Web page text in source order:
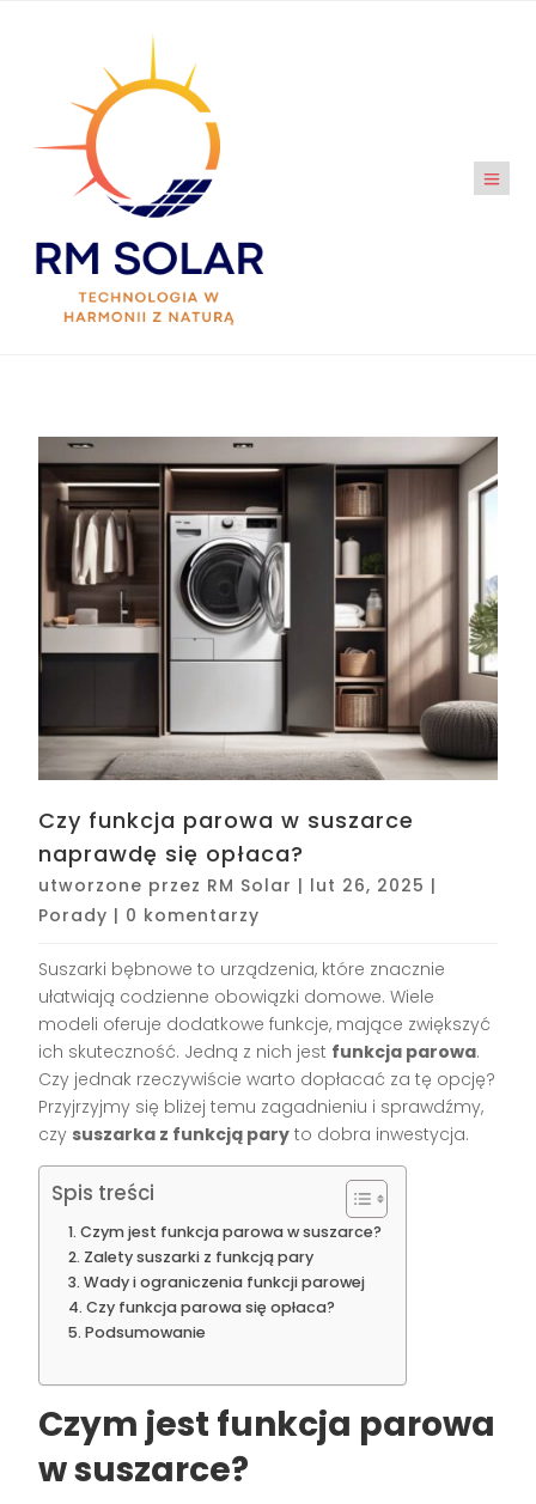
Czy funkcja parowa w suszarce
naprawdę się opłaca?
utworzone przez RM Solar | lut 26, 2025 |
Porady | 0 komentarzy
Suszarki bębnowe to urządzenia, które znacznie
ułatwiają codzienne obowiązki domowe. Wiele
modeli oferuje dodatkowe funkcje, mające zwiększyć
ich skuteczność. Jedną z nich jest funkcja parowa.
Czy jednak rzeczywiście warto dopłacać za tę opcję?
Przyjrzyjmy się bliżej temu zagadnieniu i sprawdźmy,
czy suszarka z funkcją pary to dobra inwestycja.
Spis treści
Czym jest funkcja parowa w suszarce?
Zalety suszarki z funkcją pary
Wady i ograniczenia funkcji parowej
Czy funkcja parowa się opłaca?
Podsumowanie
Czym jest funkcja parowa
w suszarce?